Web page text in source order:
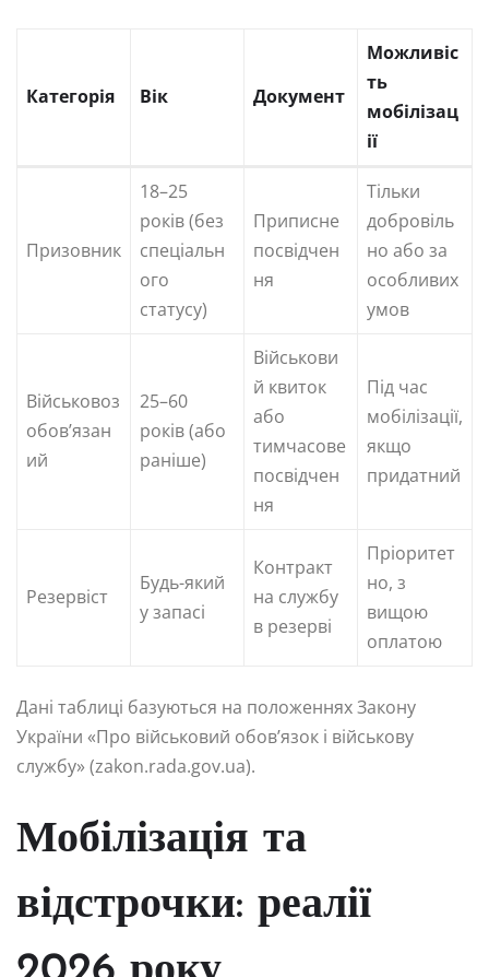
Категорія Вік Документ
Можливіс
ть
мобілізац
ії
Призовник
18–25
років (без
спеціальн
ого
статусу)
Приписне
посвідчен
ня
Тільки
добровіль
но або за
особливих
умов
Військовоз
обов’язан
ий
25–60
років (або
раніше)
Військови
й квиток
або
тимчасове
посвідчен
ня
Під час
мобілізації,
якщо
придатний
Резервіст
Будь-який
у запасі
Контракт
на службу
в резерві
Пріоритет
но, з
вищою
оплатою
Дані таблиці базуються на положеннях Закону
України «Про військовий обов’язок і військову
службу» (zakon.rada.gov.ua).
Мобілізація та
відстрочки: реалії